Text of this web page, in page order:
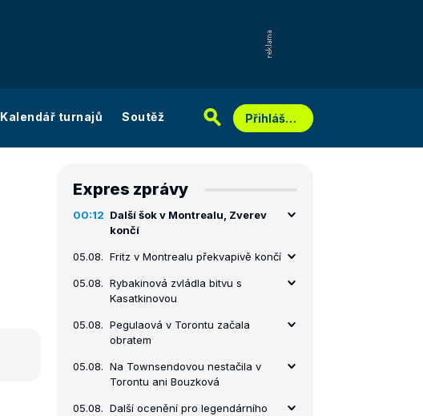
Kalendář turnajů Soutěž Přihlášení
Expres zprávy
00:12 Další šok v Montrealu, Zverev
končí
05.08. Fritz v Montrealu překvapivě končí
05.08. Rybakinová zvládla bitvu s
Kasatkinovou
05.08. Pegulaová v Torontu začala
obratem
05.08. Na Townsendovou nestačila v
Torontu ani Bouzková
05.08. Další ocenění pro legendárního